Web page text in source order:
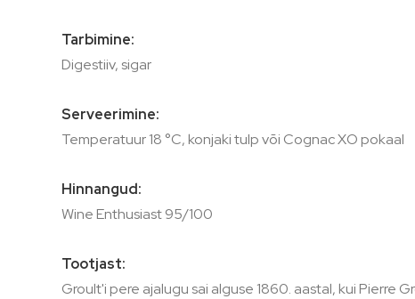
Tarbimine:
Digestiiv, sigar
Serveerimine:
Temperatuur 18 °C, konjaki tulp või Cognac XO pokaal
Hinnangud:
Wine Enthusiast 95/100
Tootjast:
Groult'i pere ajalugu sai alguse 1860. aastal, kui Pierre